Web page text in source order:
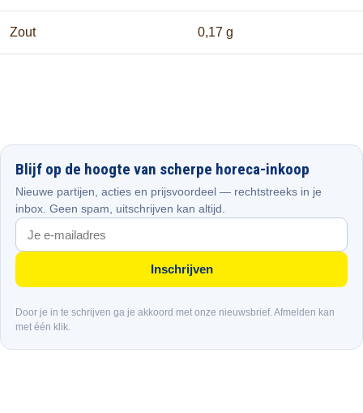
Zout 0,17 g
Blijf op de hoogte van scherpe horeca-inkoop
Nieuwe partijen, acties en prijsvoordeel — rechtstreeks in je
inbox. Geen spam, uitschrijven kan altijd.
Inschrijven
Door je in te schrijven ga je akkoord met onze nieuwsbrief. Afmelden kan
met één klik.